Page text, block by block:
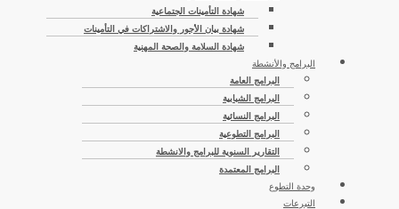
شهادة التأمينات الجتماعية
شهادة بيان الأجور والاشتراكات في التأمينات
شهادة السلامة والصحة المهنية
البرامج والأنشطة
البرامج العامة
البرامج الشبابية
البرامج النسائية
البرامج التطوعية
التقارير السنوية للبرامج والانشطة
البرامج المعتمدة
وحدة التطوع
التبرعات